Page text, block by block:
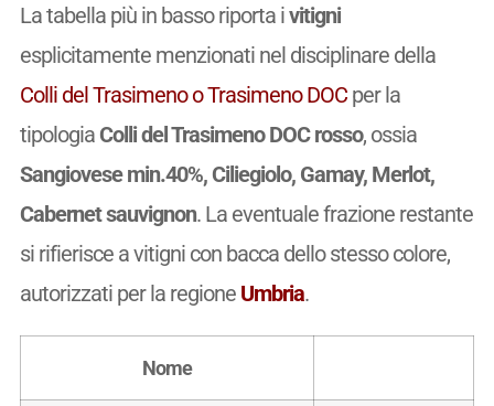
La tabella più in basso riporta ivitigni
esplicitamente menzionati nel disciplinare della
Colli del Trasimeno o Trasimeno DOCper la
tipologia Colli del Trasimeno DOC rosso, ossia
Sangiovese min.40%, Ciliegiolo, Gamay, Merlot,
Cabernet sauvignon. La eventuale frazione restante
si rifierisce a vitigni con bacca dello stesso colore,
autorizzati per la regione Umbria.
Nome